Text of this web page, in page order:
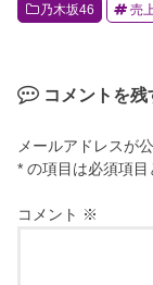
乃木坂46 売
コメントを残
メールアドレスが
* の項目は必須項目
コメント ※